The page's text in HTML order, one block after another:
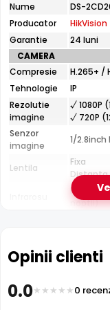
e-Camere.ro
curtea si
cablare UTP
Tehnologie HikVision
Datorita
clasifica inteligent
vehicule,
cautarea rapida in
HikVision DS-
HikVision
DS-
2CD2023G2-
I28
Nume
DS-
Producator
HikVision
Garantie
24 luni
CAMERA
Compresie
H.265+ /
Tehnologie
IP
Rezolutie
imagine
√ 1080P
√ 720P
Senzor
imagine
1/2.8inch
Lentila
Fixa
Distanta
Pana la
noptii)
Protectie
Exterior
Material
Temperatura (-30° ...
Opinii clienti
0.0 0